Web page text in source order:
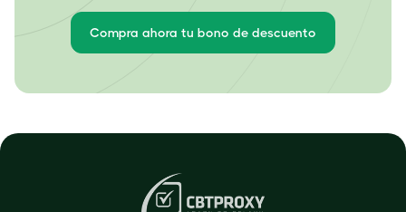
Compra ahora tu bono de descuento